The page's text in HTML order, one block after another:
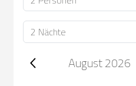
Dauer
Trip dates, August 2026
August 2026